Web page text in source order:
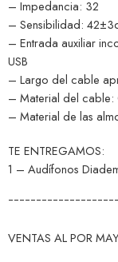
– Impedancia: 32
– Sensibilidad:
– Entrada auxiliar
USB
– Largo del cable
– Material del cable:
– Material de las
TE ENTREGAMOS:
1 – Audífonos
VENTAS AL POR